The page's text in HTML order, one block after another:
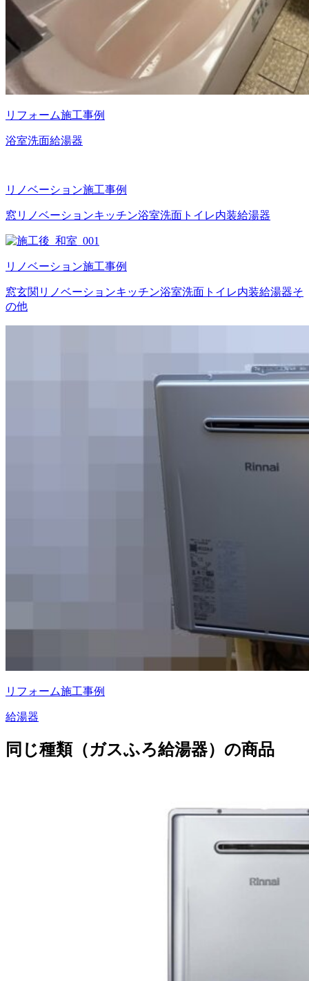
リフォーム施工事例
浴室洗面給湯器
リノベーション施工事例
窓 リノベーションキッチン浴室洗面 トイレ内装給湯器
リノベーション施工事例
窓玄関 リノベーションキッチン浴室洗面 トイレ内装給湯器そ
の他
リフォーム施工事例
給湯器
同じ種類（ガスふろ給湯器）の商品